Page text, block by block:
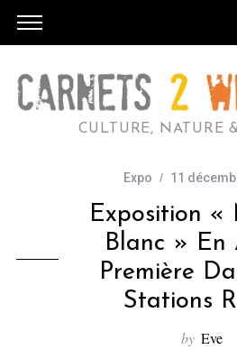
CULTURE, NATURE
Expo 11
Exposition «
Blanc » En
Première
Stations
by Eve